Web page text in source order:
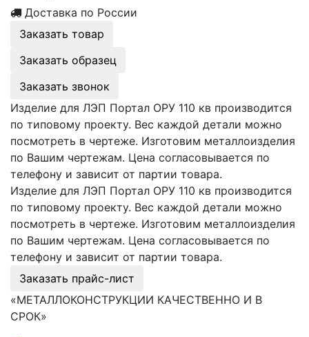
Доставка по России
Заказать товар
Заказать образец
Заказать звонок
Изделие для ЛЭП Портал ОРУ 110 кв производится
по типовому проекту. Вес каждой детали можно
посмотреть в чертеже. Изготовим металлоизделия
по Вашим чертежам. Цена согласовывается по
телефону и зависит от партии товара.
Изделие для ЛЭП Портал ОРУ 110 кв производится
по типовому проекту. Вес каждой детали можно
посмотреть в чертеже. Изготовим металлоизделия
по Вашим чертежам. Цена согласовывается по
телефону и зависит от партии товара.
Заказать прайс-лист
«МЕТАЛЛОКОНСТРУКЦИИ КАЧЕСТВЕННО И В
СРОК»